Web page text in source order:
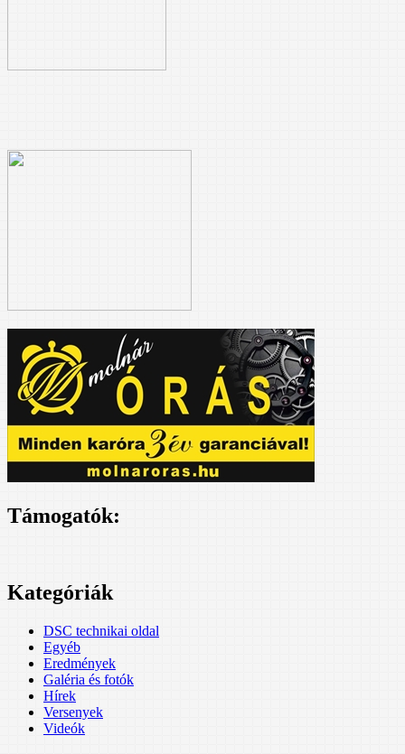
Támogatók:
Kategóriák
DSC technikai oldal
Egyéb
Eredmények
Galéria és fotók
Hírek
Versenyek
Videók